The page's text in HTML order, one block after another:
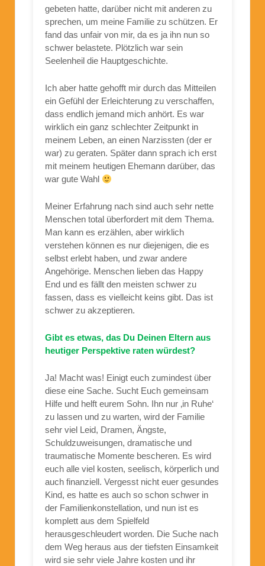
gebeten hatte, darüber nicht mit anderen zu
sprechen, um meine Familie zu schützen. Er
fand das unfair von mir, da es ja ihn nun so
schwer belastete. Plötzlich war sein
Seelenheil die Hauptgeschichte.
Ich aber hatte gehofft mir durch das Mitteilen
ein Gefühl der Erleichterung zu verschaffen,
dass endlich jemand mich anhört. Es war
wirklich ein ganz schlechter Zeitpunkt in
meinem Leben, an einen Narzissten (der er
war) zu geraten. Später dann sprach ich erst
mit meinem heutigen Ehemann darüber, das
war gute Wahl
Meiner Erfahrung nach sind auch sehr nette
Menschen total überfordert mit dem Thema.
Man kann es erzählen, aber wirklich
verstehen können es nur diejenigen, die es
selbst erlebt haben, und zwar andere
Angehörige. Menschen lieben das Happy
End und es fällt den meisten schwer zu
fassen, dass es vielleicht keins gibt. Das ist
schwer zu akzeptieren.
Gibt es etwas, das Du Deinen Eltern aus
heutiger Perspektive raten würdest?
Ja! Macht was! Einigt euch zumindest über
diese eine Sache. Sucht Euch gemeinsam
Hilfe und helft eurem Sohn. Ihn nur ‚in Ruhe‘
zu lassen und zu warten, wird der Familie
sehr viel Leid, Dramen, Ängste,
Schuldzuweisungen, dramatische und
traumatische Momente bescheren. Es wird
euch alle viel kosten, seelisch, körperlich und
auch finanziell. Vergesst nicht euer gesundes
Kind, es hatte es auch so schon schwer in
der Familienkonstellation, und nun ist es
komplett aus dem Spielfeld
herausgeschleudert worden. Die Suche nach
dem Weg heraus aus der tiefsten Einsamkeit
wird sie sehr viele Jahre kosten und ihr